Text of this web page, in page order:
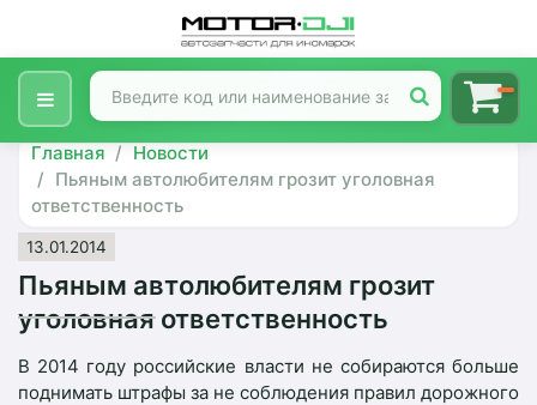
Главная
Новости
Пьяным автолюбителям грозит уголовная
ответственность
13.01.2014
Пьяным автолюбителям грозит
уголовная ответственность
В 2014 году российские власти не собираются больше
поднимать штрафы за не соблюдения правил дорожного